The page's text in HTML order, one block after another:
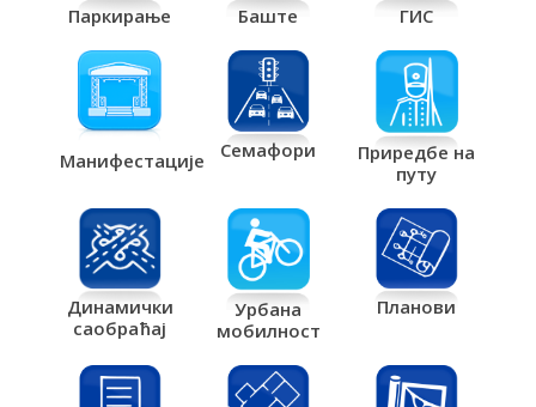
Паркирање Баште ГИС
Манифестације Семафори
Приредбе на
путу
Динамички
саобраћај
Урбана
мобилност
Планови